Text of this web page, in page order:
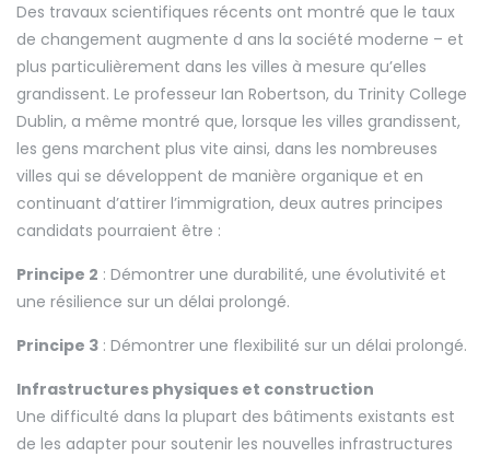
Des travaux scientifiques récents ont montré que le taux
de changement augmente d ans la société moderne – et
plus particulièrement dans les villes à mesure qu’elles
grandissent. Le professeur Ian Robertson, du Trinity College
Dublin, a même montré que, lorsque les villes grandissent,
les gens marchent plus vite ainsi, dans les nombreuses
villes qui se développent de manière organique et en
continuant d’attirer l’immigration, deux autres principes
candidats pourraient être :
Principe 2 : Démontrer une durabilité, une évolutivité et
une résilience sur un délai prolongé.
Principe 3 : Démontrer une flexibilité sur un délai prolongé.
Infrastructures physiques et construction
Une difficulté dans la plupart des bâtiments existants est
de les adapter pour soutenir les nouvelles infrastructures